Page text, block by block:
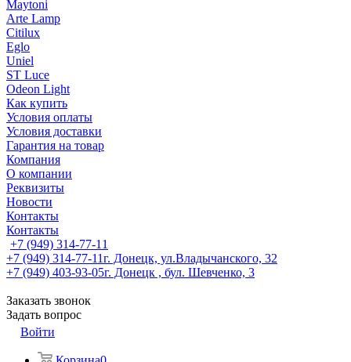
Maytoni
Arte Lamp
Citilux
Eglo
Uniel
ST Luce
Odeon Light
Как купить
Условия оплаты
Условия доставки
Гарантия на товар
Компания
О компании
Реквизиты
Новости
Контакты
Контакты
+7 (949) 314-77-11
+7 (949) 314-77-11г. Донецк, ул.Владычанского, 32
+7 (949) 403-93-05г. Донецк , бул. Шевченко, 3
Заказать звонок
Задать вопрос
Войти